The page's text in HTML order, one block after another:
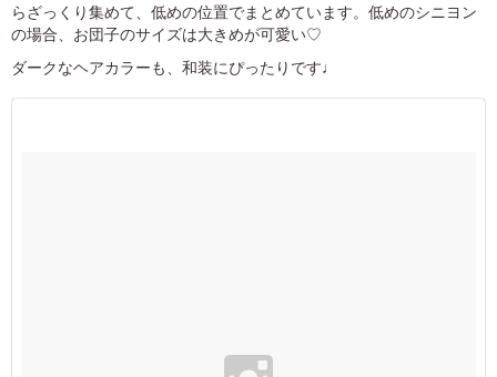
らざっくり集めて、低めの位置でまとめています。低めのシニヨン
の場合、お団子のサイズは大きめが可愛い♡
ダークなヘアカラーも、和装にぴったりです♩